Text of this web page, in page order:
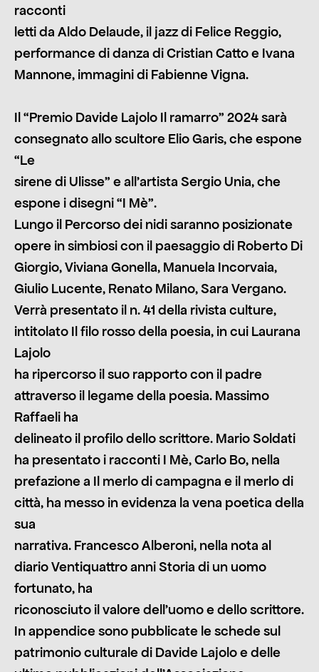
racconti
letti da Aldo Delaude, il jazz di Felice Reggio,
performance di danza di Cristian Catto e Ivana
Mannone, immagini di Fabienne Vigna.
Il “Premio Davide Lajolo Il ramarro” 2024 sarà
consegnato allo scultore Elio Garis, che espone
“Le
sirene di Ulisse” e all’artista Sergio Unia, che
espone i disegni “I Mè”.
Lungo il Percorso dei nidi saranno posizionate
opere in simbiosi con il paesaggio di Roberto Di
Giorgio, Viviana Gonella, Manuela Incorvaia,
Giulio Lucente, Renato Milano, Sara Vergano.
Verrà presentato il n. 41 della rivista culture,
intitolato Il filo rosso della poesia, in cui Laurana
Lajolo
ha ripercorso il suo rapporto con il padre
attraverso il legame della poesia. Massimo
Raffaeli ha
delineato il profilo dello scrittore. Mario Soldati
ha presentato i racconti I Mè, Carlo Bo, nella
prefazione a Il merlo di campagna e il merlo di
città, ha messo in evidenza la vena poetica della
sua
narrativa. Francesco Alberoni, nella nota al
diario Ventiquattro anni Storia di un uomo
fortunato, ha
riconosciuto il valore dell’uomo e dello scrittore.
In appendice sono pubblicate le schede sul
patrimonio culturale di Davide Lajolo e delle